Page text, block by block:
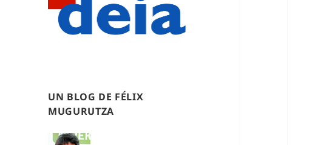
UN BLOG DE FÉLIX
MUGURUTZA